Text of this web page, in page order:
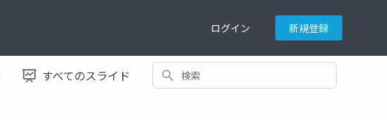
ログイン 新規登録
すべてのスライド 検索